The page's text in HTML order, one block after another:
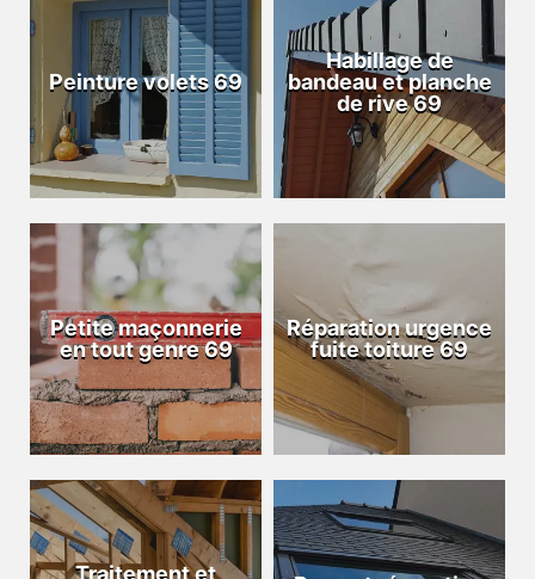
Peinture volets 69
Habillage de
bandeau et planche
de rive 69
Petite maçonnerie
en tout genre 69
Réparation urgence
fuite toiture 69
Traitement et